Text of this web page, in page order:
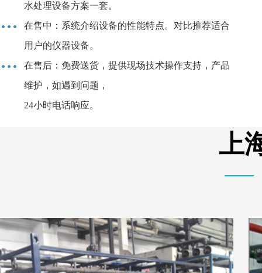
水处理设备方案一套。
在售中：系统介绍设备的性能特点。对比推荐适合
用户的仪器设备。
在售后：免费送货，提供现场技术操作支持，产品
维护，如遇到问题，
24小时电话响应。
上